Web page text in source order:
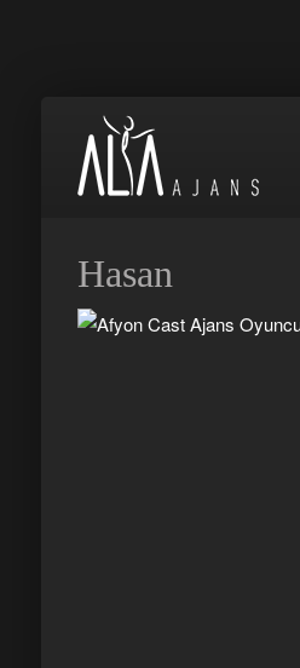
Hasan